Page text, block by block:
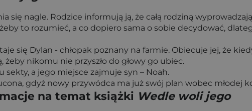
się nagle. Rodzice informują ją, że całą rodziną
to rozumieć, a co dopiero sama o sobie decydować,
się Dylan - chłopak poznany na farmie. Obiecuje jej, że
żeby nikomu nie przyszło do głowy go ubiec.
sekty, a jego miejsce zajmuje syn – Noah.
gdyż nowy przywódca ma już swój plan wobec młodej
na temat książki Wedle woli jego